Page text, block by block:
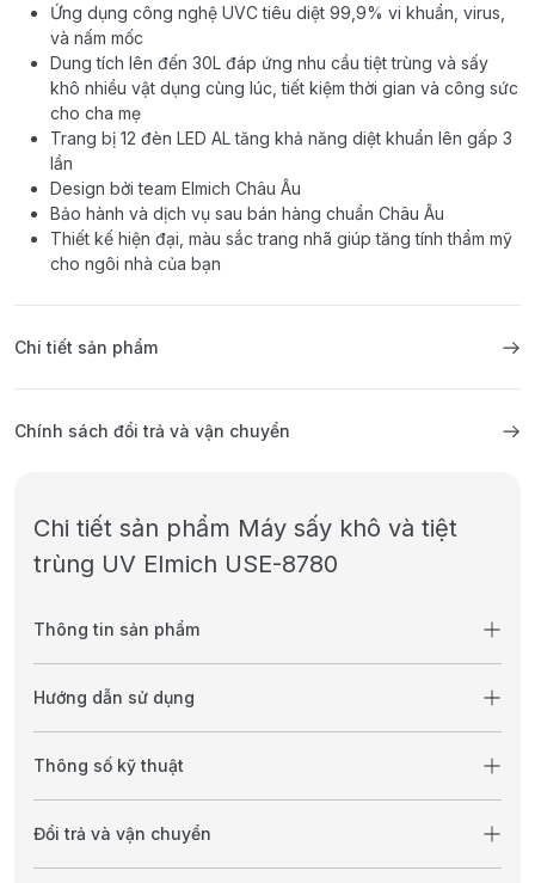
Ứng dụng công nghệ UVC tiêu diệt 99,9% vi khuẩn, virus,
và nấm mốc
Dung tích lên đến 30L đáp ứng nhu cầu tiệt trùng và sấy
khô nhiều vật dụng cùng lúc, tiết kiệm thời gian và công sức
cho cha mẹ
Trang bị 12 đèn LED AL tăng khả năng diệt khuẩn lên gấp 3
lần
Design bởi team Elmich Châu Âu
Bảo hành và dịch vụ sau bán hàng chuẩn Châu Âu
Thiết kế hiện đại, màu sắc trang nhã giúp tăng tính thẩm mỹ
cho ngôi nhà của bạn
Chi tiết sản phẩm
Chính sách đổi trả và vận chuyển
Chi tiết sản phẩm Máy sấy khô và tiệt
trùng UV Elmich USE-8780
Thông tin sản phẩm
Hướng dẫn sử dụng
Thông số kỹ thuật
Đổi trả và vận chuyển